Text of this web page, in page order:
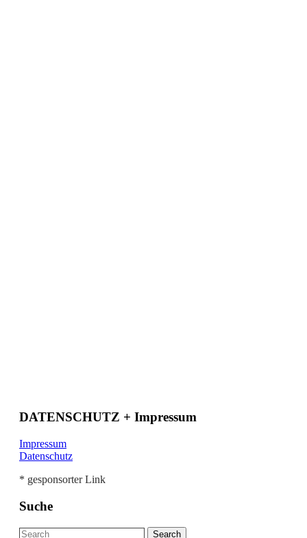
DATENSCHUTZ + Impressum
Impressum
Datenschutz
* gesponsorter Link
Suche